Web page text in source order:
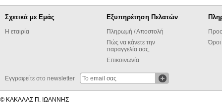
Σχετικά με Εμάς
Η εταιρία
Εξυπηρέτηση Πελατών
Πληρωμή / Αποστολή
Πώς να κάνετε την
παραγγελία σας.
Επικοινωνία
Εγγραφείτε στο newsletter
© ΚΑΚΑΛΑΣ Π. ΙΩΑΝΝΗΣ